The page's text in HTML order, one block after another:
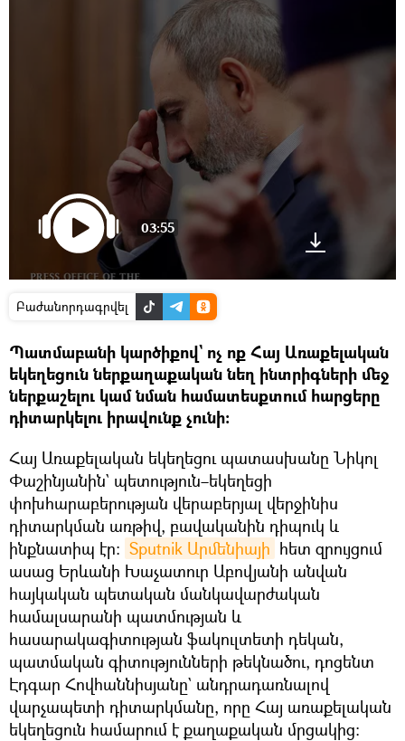
03:55
Բաժանորդագրվել
Պատմաբանի կարծիքով` ոչ ոք Հայ Առաքելական
եկեղեցուն ներքաղաքական նեղ ինտրիգների մեջ
ներքաշելու կամ նման համատեսքտում հարցերը
դիտարկելու իրավունք չունի։
Հայ Առաքելական եկեղեցու պատասխանը Նիկոլ
Փաշինյանին` պետություն–եկեղեցի
փոխհարաբերության վերաբերյալ վերջինիս
դիտարկման առթիվ, բավականին դիպուկ և
ինքնատիպ էր։ Sputnik Արմենիայի հետ զրույցում
ասաց Երևանի Խաչատուր Աբովյանի անվան
հայկական պետական մանկավարժական
համալսարանի պատմության և
հասարակագիտության ֆակուլտետի դեկան,
պատմական գիտությունների թեկնածու, դոցենտ
Էդգար Հովհաննիսյանը` անդրադառնալով
վարչապետի դիտարկմանը, որը Հայ առաքելական
եկեղեցուն համարում է քաղաքական մրցակից։